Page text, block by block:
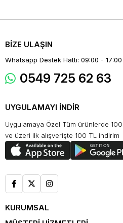
BİZE ULAŞIN
Whatsapp Destek Hattı: 09:00 - 17:00
0549 725 62 63
UYGULAMAYI İNDİR
Uygulamaya Özel Tüm ürünlerde
ve üzeri ilk alışverişte 100 TL indirim
KURUMSAL